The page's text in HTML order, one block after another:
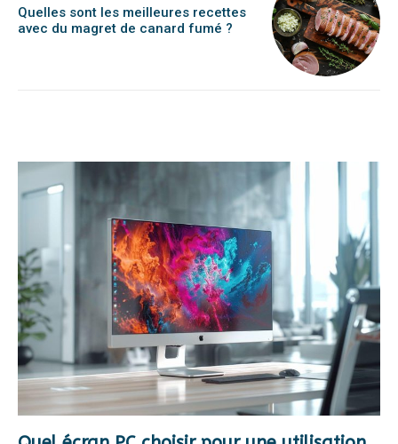
Quelles sont les meilleures recettes
avec du magret de canard fumé ?